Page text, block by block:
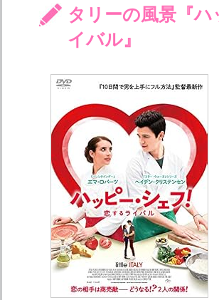
タリーの風景『
イバル』